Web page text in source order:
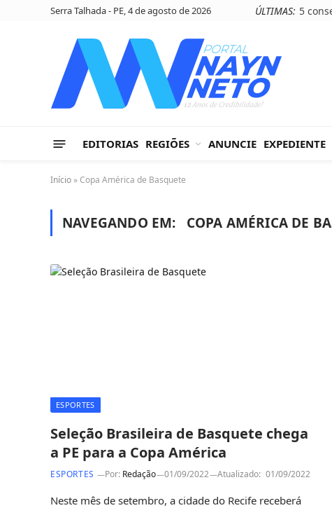
Serra Talhada - PE, 4 de agosto de 2026 ÚLTIMAS:
EDITORIAS REGIÕES ANUNCIE EXPEDIENTE
Início »Copa América de Basquete
NAVEGANDO EM: COPA AMÉRICA DE
ESPORTES
Seleção Brasileira de Basquete chega
a PE para a Copa América
ESPORTES Por: Redação 01/09/2022 Atualizado: 01/09/2022
Neste mês de setembro, a cidade do Recife receberá